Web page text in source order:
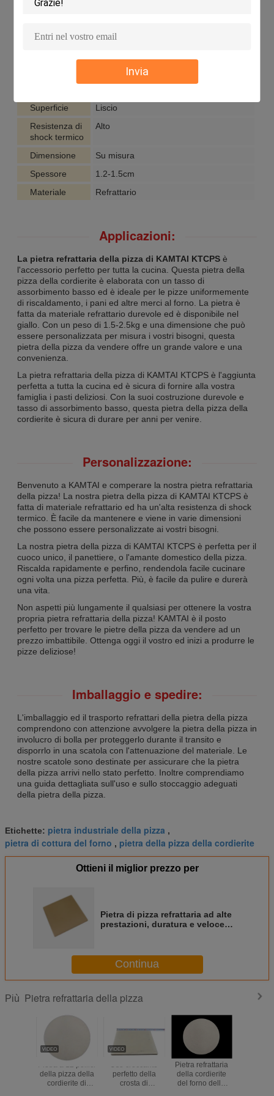
Invia
Forma
Giro
Superficie
Liscio
Resistenza di
shock termico
Alto
Dimensione
Su misura
Spessore
1.2-1.5cm
Materiale
Refrattario
Applicazioni:
La pietra refrattaria della pizza di KAMTAI KTCPS è
l'accessorio perfetto per tutta la cucina. Questa pietra della
pizza della cordierite è elaborata con un tasso di
assorbimento basso ed è ideale per le pizze uniformemente
di riscaldamento, i pani ed altre merci al forno. La pietra è
fatta da materiale refrattario durevole ed è disponibile nel
giallo. Con un peso di 1.5-2.5kg e una dimensione che può
essere personalizzata per misura i vostri bisogni, questa
pietra della pizza da vendere offre un grande valore e una
convenienza.
La pietra refrattaria della pizza di KAMTAI KTCPS è l'aggiunta
perfetta a tutta la cucina ed è sicura di fornire alla vostra
famiglia i pasti deliziosi. Con la suoi costruzione durevole e
tasso di assorbimento basso, questa pietra della pizza della
cordierite è sicura di durare per anni per venire.
Personalizzazione:
Benvenuto a KAMTAI e comperare la nostra pietra refrattaria
della pizza! La nostra pietra della pizza di KAMTAI KTCPS è
fatta di materiale refrattario ed ha un'alta resistenza di shock
termico. È facile da mantenere e viene in varie dimensioni
che possono essere personalizzate ai vostri bisogni.
La nostra pietra della pizza di KAMTAI KTCPS è perfetta per il
cuoco unico, il panettiere, o l'amante domestico della pizza.
Riscalda rapidamente e perfino, rendendola facile cucinare
ogni volta una pizza perfetta. Più, è facile da pulire e durerà
una vita.
Non aspetti più lungamente il qualsiasi per ottenere la vostra
propria pietra refrattaria della pizza! KAMTAI è il posto
perfetto per trovare le pietre della pizza da vendere ad un
prezzo imbattibile. Ottenga oggi il vostro ed inizi a produrre le
pizze deliziose!
Imballaggio e spedire:
L'imballaggio ed il trasporto refrattari della pietra della pizza
comprendono con attenzione avvolgere la pietra della pizza in
involucro di bolla per proteggerlo durante il transito e
disporrlo in una scatola con l'attenuazione del materiale. Le
nostre scatole sono destinate per assicurare che la pietra
della pizza arrivi nello stato perfetto. Inoltre comprendiamo
una guida dettagliata sull'uso e sullo stoccaggio adeguati
della pietra della pizza.
Etichette: pietra industriale della pizza ,
pietra di cottura del forno , pietra della pizza della cordierite
Ottieni il miglior prezzo per
Pietra di pizza refrattaria ad alte
prestazioni, duratura e veloce
Continua
Più Pietra refrattaria della pizza
Pietra a 12 pollici
della pizza della
cordierite di
Uso croccante
perfetto della
crosta di
Pietra refrattaria
della cordierite
del forno della